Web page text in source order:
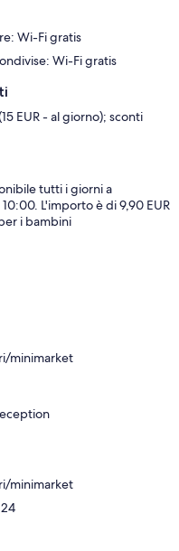
Wi-Fi gratis
Wi-Fi gratis
EUR - al giorno); sconti
tutti i giorni a
L'importo è di 9,90 EUR
i bambini
minimarket
minimarket